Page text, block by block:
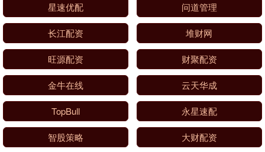
星速优配 问道管理
长江配资 堆财网
旺源配资 财聚配资
金牛在线 云天华成
TopBull 永星速配
智股策略 大财配资